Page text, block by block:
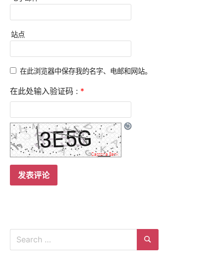
站点
在此浏览器中保存我的名字、电邮和网站。
在此处输入验证码 : *
Search
Search